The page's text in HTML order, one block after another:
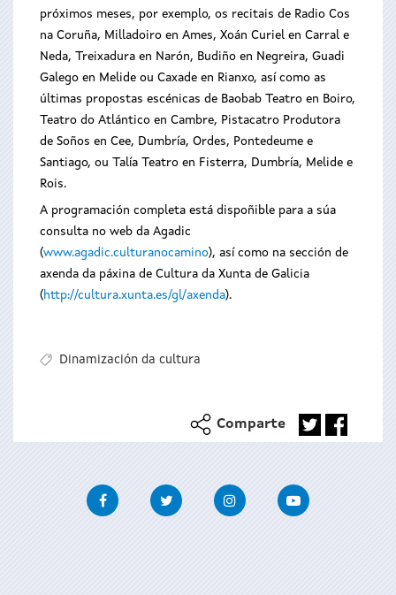
próximos meses, por exemplo, os recitais de Radio Cos
na Coruña, Milladoiro en Ames, Xoán Curiel en Carral e
Neda, Treixadura en Narón, Budiño en Negreira, Guadi
Galego en Melide ou Caxade en Rianxo, así como as
últimas propostas escénicas de Baobab Teatro en Boiro,
Teatro do Atlántico en Cambre, Pistacatro Produtora
de Soños en Cee, Dumbría, Ordes, Pontedeume e
Santiago, ou Talía Teatro en Fisterra, Dumbría, Melide e
Rois.
A programación completa está dispoñible para a súa
consulta no web da Agadic
(www.agadic.culturanocamino), así como na sección de
axenda da páxina de Cultura da Xunta de Galicia
(http://cultura.xunta.es/gl/axenda).
Dinamización da cultura
Comparte
FacebookTwitter InstagramYoutube